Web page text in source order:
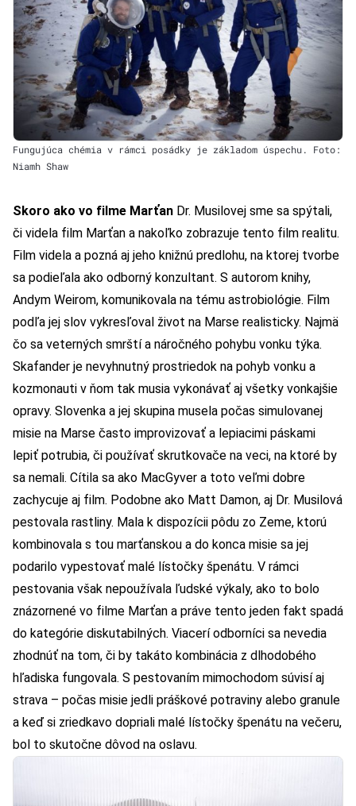
Fungujúca chémia v rámci posádky je základom úspechu. Foto:
Niamh Shaw
Skoro ako vo filme Marťan Dr. Musilovej sme sa spýtali,
či videla film Marťan a nakoľko zobrazuje tento film realitu.
Film videla a pozná aj jeho knižnú predlohu, na ktorej tvorbe
sa podieľala ako odborný konzultant. S autorom knihy,
Andym Weirom, komunikovala na tému astrobiológie. Film
podľa jej slov vykresľoval život na Marse realisticky. Najmä
čo sa veterných smrští a náročného pohybu vonku týka.
Skafander je nevyhnutný prostriedok na pohyb vonku a
kozmonauti v ňom tak musia vykonávať aj všetky vonkajšie
opravy. Slovenka a jej skupina musela počas simulovanej
misie na Marse často improvizovať a lepiacimi páskami
lepiť potrubia, či používať skrutkovače na veci, na ktoré by
sa nemali. Cítila sa ako MacGyver a toto veľmi dobre
zachycuje aj film. Podobne ako Matt Damon, aj Dr. Musilová
pestovala rastliny. Mala k dispozícii pôdu zo Zeme, ktorú
kombinovala s tou marťanskou a do konca misie sa jej
podarilo vypestovať malé lístočky špenátu. V rámci
pestovania však nepoužívala ľudské výkaly, ako to bolo
znázornené vo filme Marťan a práve tento jeden fakt spadá
do kategórie diskutabilných. Viacerí odborníci sa nevedia
zhodnúť na tom, či by takáto kombinácia z dlhodobého
hľadiska fungovala. S pestovaním mimochodom súvisí aj
strava – počas misie jedli práškové potraviny alebo granule
a keď si zriedkavo dopriali malé lístočky špenátu na večeru,
bol to skutočne dôvod na oslavu.